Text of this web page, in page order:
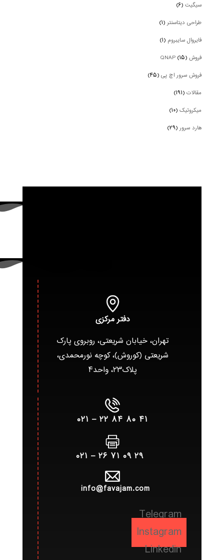
سیگیت(۶)
طراحی دیتاسنتر(۱)
فایروال سایبروم (۱)
فروش QNAP (۱۵)
فروش سرور اچ پی(۴۵)
مقالات(۱۹۱)
میکروتیک(۱۰)
هارد سرور(۲۹)
دفتر مرکزی
تهران، خیابان شریعتی، روبروی پارک
شریعتی (کوروش)، کوچه نورمحمدی،
پلاک۲۳، واحد۴
۴۱ ۸۰ ۸۴ ۲۲ – ۰۲۱
۲۹ ۰۹ ۷۱ ۲۶ – ۰۲۱
info@favajam.com
Telegram
Instagram
Linkedin